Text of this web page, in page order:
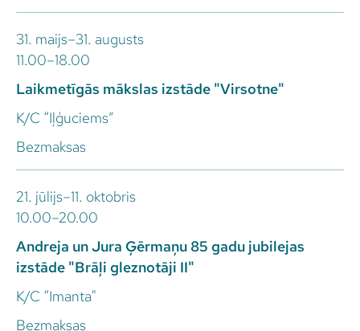
31. maijs–31. augusts
11.00–18.00
Laikmetīgās mākslas izstāde "Virsotne"
K/C “Iļģuciems”
Bezmaksas
21. jūlijs–11. oktobris
10.00–20.00
Andreja un Jura Ģērmaņu 85 gadu jubilejas
izstāde "Brāļi gleznotāji II"
K/C “Imanta"
Bezmaksas